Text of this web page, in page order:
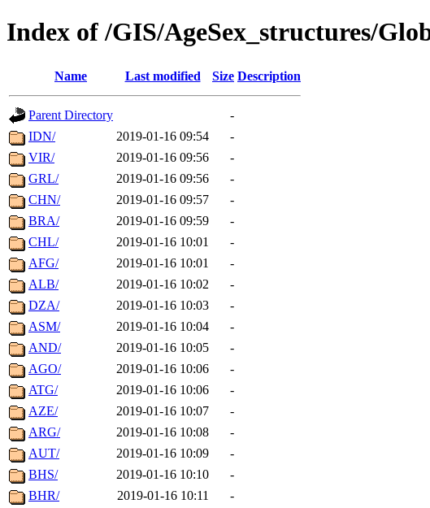
Index of /GIS/AgeSex_structures/
Name Last modified Size Description
Parent Directory
-
IDN/
2019-01-16 09:54
-
VIR/
2019-01-16 09:56
-
GRL/
2019-01-16 09:56
-
CHN/
2019-01-16 09:57
-
BRA/
2019-01-16 09:59
-
CHL/
2019-01-16 10:01
-
AFG/
2019-01-16 10:01
-
ALB/
2019-01-16 10:02
-
DZA/
2019-01-16 10:03
-
ASM/
2019-01-16 10:04
-
AND/
2019-01-16 10:05
-
AGO/
2019-01-16 10:06
-
ATG/
2019-01-16 10:06
-
AZE/
2019-01-16 10:07
-
ARG/
2019-01-16 10:08
-
AUT/
2019-01-16 10:09
-
BHS/
2019-01-16 10:10
-
BHR/
2019-01-16 10:11
-